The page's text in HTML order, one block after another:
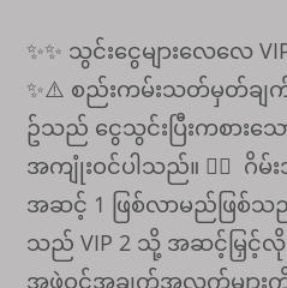
✨✨ သွင်းငွေများလေလေ
✨⚠️ စည်းကမ်းသတ်မှတ်ချက်
ဥ်သည် ငွေသွင်းပြီးကစားသေ
အကျုံးဝင်ပါသည်။ 👉🏾 ဂိမ်
အဆင့် 1 ဖြစ်လာမည်ဖြစ်
သည် VIP 2 သို့ အဆင့်မြှင့်လို
အဖွဲ့ဝင်အချက်အလက်များကို